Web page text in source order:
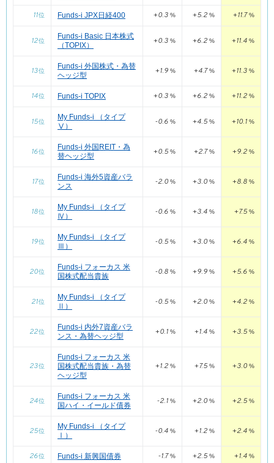
11位 Funds-i JPX日経400 +0.3 % +5.2 % +11.7 %
12位
Funds-i Basic 日本株式
（TOPIX）
+0.3 % +6.2 % +11.4 %
13位
Funds-i 外国株式・為替
ヘッジ型
+1.9 % +4.7 % +11.3 %
14位 Funds-i TOPIX +0.3 % +6.2 % +11.2 %
15位
My Funds-i （タイプ
Ⅴ）
-0.6 % +4.5 % +10.1 %
16位
Funds-i 外国REIT・為
替ヘッジ型
+0.5 % +2.7 % +9.2 %
17位
Funds-i 海外5資産バラ
ンス
-2.0 % +3.0 % +8.8 %
18位
My Funds-i （タイプ
Ⅳ）
-0.6 % +3.4 % +7.5 %
19位
My Funds-i （タイプ
Ⅲ）
-0.5 % +3.0 % +6.4 %
20位
Funds-i フォーカス 米
国株式配当貴族
-0.8 % +9.9 % +5.6 %
21位
My Funds-i （タイプ
Ⅱ）
-0.5 % +2.0 % +4.2 %
22位
Funds-i 内外7資産バラ
ンス・為替ヘッジ型
+0.1 % +1.4 % +3.5 %
23位
Funds-i フォーカス 米
国株式配当貴族・為替
ヘッジ型
+1.2 % +7.5 % +3.0 %
24位
Funds-i フォーカス 米
国ハイ・イールド債券
-2.1 % +2.0 % +2.5 %
25位
My Funds-i （タイプ
Ⅰ）
-0.4 % +1.2 % +2.4 %
26位 Funds-i 新興国債券 -1.7 % +2.5 % +1.4 %
Funds-i J-REIT
17位 Funds-i 外国REIT
Funds-i 外国債券・為替ヘッジ型
21位 Funds-i 先進国ESG株式
Funds-i フォーカス 米国株式配当貴族・為替ヘッジ型
24位 Funds-i 新興国債券
Funds-i 新興国債券・為替ヘッジ型
Funds-i フォーカス 米国ハイ・イールド債券・為替ヘッジ
28 位 My Funds-i （タイプⅢ）
29 位 My Funds-i （タイプⅤ）
31位 My Funds-i （タイプⅠ）
16位 Funds-i J-REIT 64.4 億円
Funds-i 日経半導体株
ヘッジ型
Funds-i 外国債券
40.5 億円
21 位 Funds-i 外国債券・為替ヘッジ型 24.0
22 位 Funds-i 国内債券 23.7
14.1 億円
Funds-i フォーカス 米国ハイ・イールド債券
25位 Funds-i 新興国債券・為替ヘッジ型 11.0 億円
My Funds-i （タイプⅢ）
28位 Funds-i 外国REIT・為替ヘッジ型 5.2 億円
29位
Funds-i フォーカス 米国ハイ・イールド債
券・為替ヘッジ型
3.1 億円
My Funds-i （タイプⅣ）
My Funds-i （タイプⅠ）
My Funds-i （タイプⅡ）